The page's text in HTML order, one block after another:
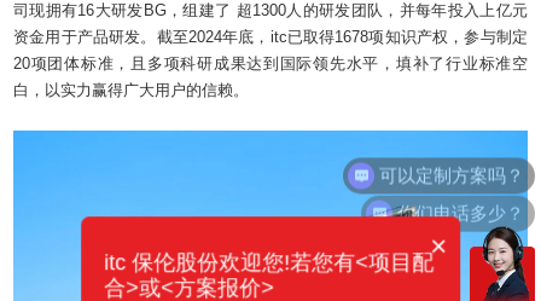
司现拥有16大研发BG，组建了 超1300人的研发团队，并每年投入上亿元
资金用于产品研发。截至2024年底，itc已取得1678项知识产权，参与制定
20项团体标准，且多项科研成果达到国际领先水平，填补了行业标准空
白，以实力赢得广大用户的信赖。
你们电话多少？
×
itc 保伦股份欢迎您!若您有<项目配
合>或<方案报价>